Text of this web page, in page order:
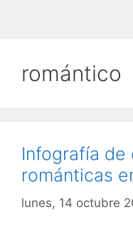
romántico
Infografía de
románticas
lunes, 14 octubre